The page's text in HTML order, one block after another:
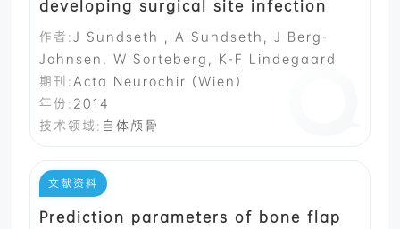
developing surgical site infection
作者:J Sundseth , A Sundseth, J Berg-
Johnsen, W Sorteberg, K-F Lindegaard
期刊:Acta Neurochir (Wien)
年份: 2014
技术领域: 自体颅骨
文献资料
Prediction parameters of bone flap